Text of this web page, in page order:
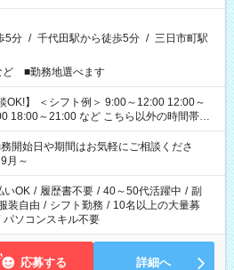
5分 / 千代田駅から徒歩5分 / 三日市町駅
ど ■勤務地選べます
12:00 12:00～
など こちら以外の時間帯も
さい！
始日や期間はお気軽にご相談くださ
月～
いOK / 履歴書不要 / 40～50代活躍中 / 副
装自由 / シフト勤務 / 10名以上の大量募
パソコンスキル不要
応募する 詳細へ